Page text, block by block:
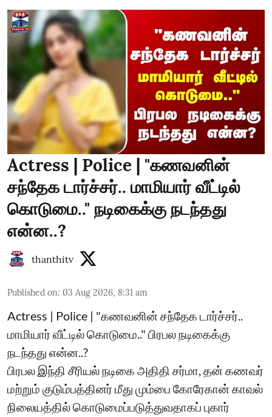
Actress | Police | "கணவனின்
சந்தேக டார்ச்சர்.. மாமியார் வீட்டில்
கொடுமை.." நடிகைக்கு நடந்தது
என்ன..?
thanthitv
Published on: 03 Aug 2026, 8:31 am
Actress | Police | "கணவனின் சந்தேக டார்ச்சர்..
மாமியார் வீட்டில் கொடுமை.." பிரபல நடிகைக்கு
நடந்தது என்ன..?
பிரபல இந்தி சீரியல் நடிகை அதிதி சர்மா, தன் கணவர்
மற்றும் குடும்பத்தினர் மீது மும்பை கோரேகான் காவல்
நிலையத்தில் கொடுமைப்படுத்துவதாகப் புகார்